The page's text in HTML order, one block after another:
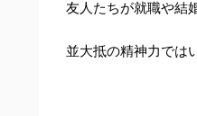
友人たちが就職や結
並大抵の精神力では